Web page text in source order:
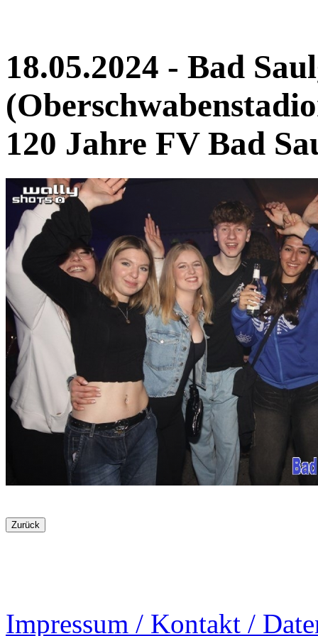
18.05.2024 - Bad
120 Jahre FV Bad
Impressum / Kontakt /